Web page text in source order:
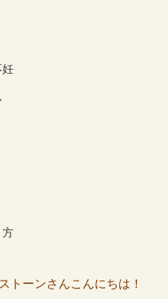
妊
方
トーンさんこんにちは！